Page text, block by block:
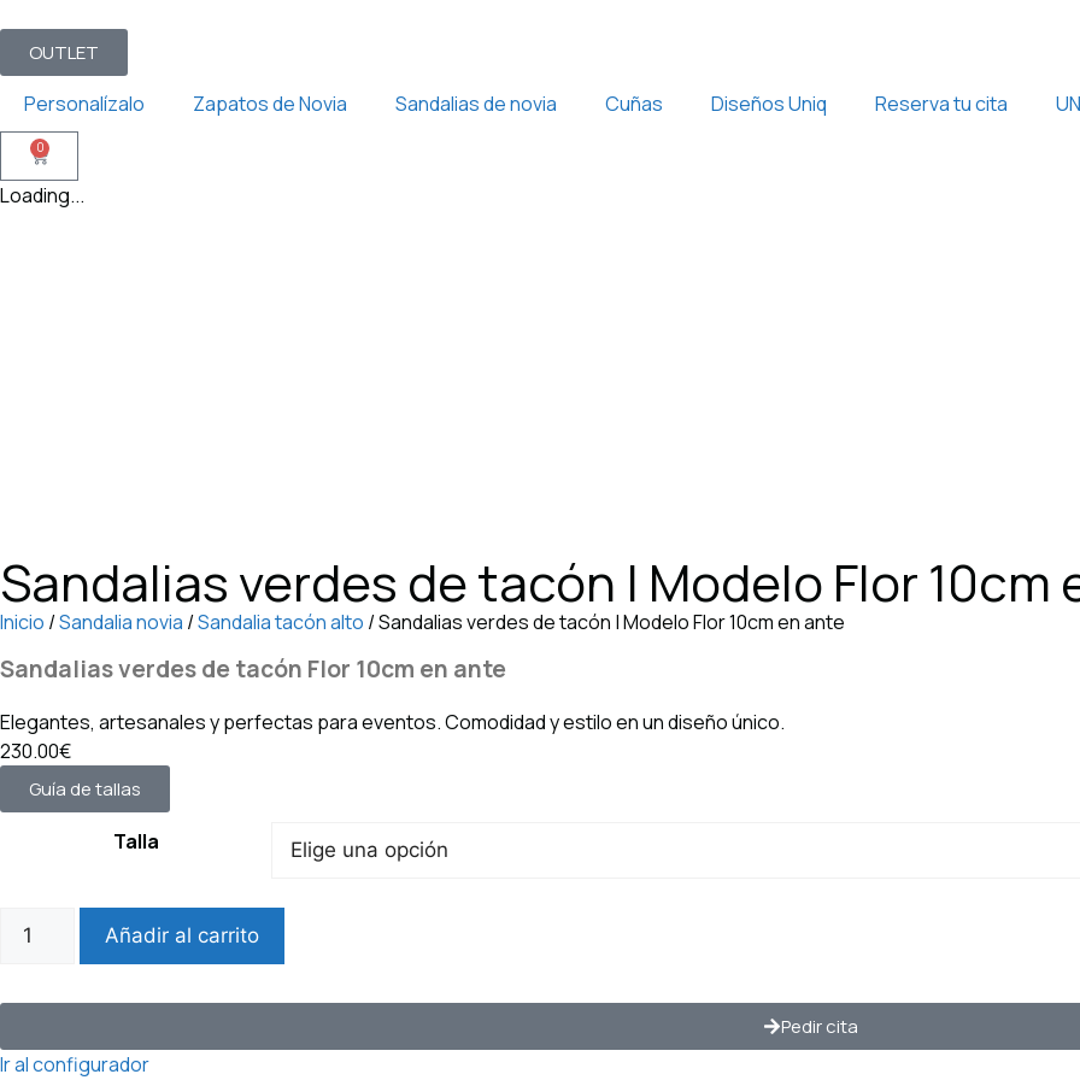
OUTLET
Personalízalo Zapatos de Novia Sandalias de novia Cuñas Diseños Uniq Reserva tu cita
0
Loading...
Sandalias verdes de tacón | Modelo Flor 10cm
Inicio /Sandalia novia /Sandalia tacón alto / Sandalias verdes de tacón | Modelo Flor 10cm en ante
Sandalias verdes de tacón Flor 10cm en ante
Elegantes, artesanales y perfectas para eventos. Comodidad y estilo en un diseño único.
230.00€
Guía de tallas
Talla
Añadir al carrito
Pedir cita
Ir al configurador